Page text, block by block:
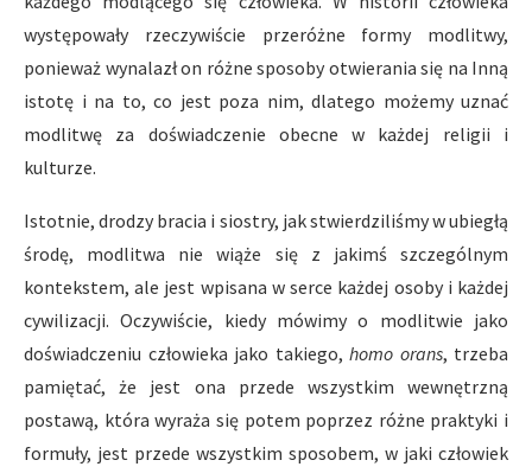
występowały rzeczywiście przeróżne formy modlitwy,
ponieważ wynalazł on różne sposoby otwierania się na Inną
istotę i na to, co jest poza nim, dlatego możemy uznać
modlitwę za doświadczenie obecne w każdej religii i
kulturze.
Istotnie, drodzy bracia i siostry, jak stwierdziliśmy w ubiegłą
środę, modlitwa nie wiąże się z jakimś szczególnym
kontekstem, ale jest wpisana w serce każdej osoby i każdej
cywilizacji. Oczywiście, kiedy mówimy o modlitwie jako
doświadczeniu człowieka jako takiego, homo orans, trzeba
pamiętać, że jest ona przede wszystkim wewnętrzną
postawą, która wyraża się potem poprzez różne praktyki i
formuły, jest przede wszystkim sposobem, w jaki człowiek